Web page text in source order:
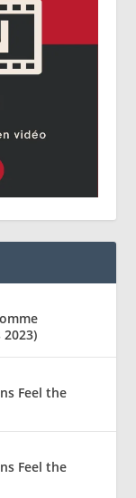
Feel the
Feel the